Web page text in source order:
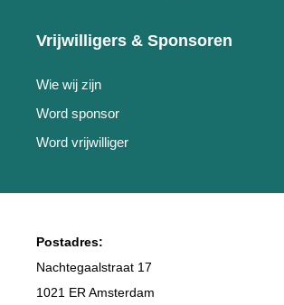
Vrijwilligers & Sponsoren
Wie wij zijn
Word sponsor
Word vrijwilliger
Postadres:
Nachtegaalstraat 17
1021 ER Amsterdam